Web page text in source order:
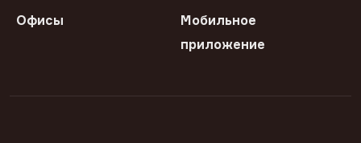
Офисы
Мобильное
приложение